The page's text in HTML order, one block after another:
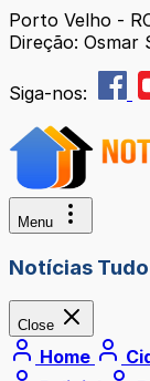
Porto Velho -
Direção: Osmar
Siga-nos:
Menu
Notícias
Close
Home